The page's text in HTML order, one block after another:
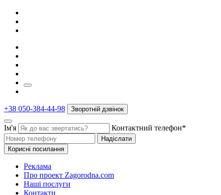
+38 050-384-44-98 Зворотній дзвінок
Ім'я Контактний телефон*
Надіслати
Корисні посилання
Реклама
Про проект Zagorodna.com
Наші послуги
Контакти